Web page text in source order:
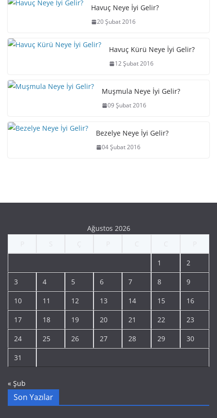
Havuç Neye İyi Gelir?
20 Şubat 2016
Havuç Kürü Neye İyi Gelir?
12 Şubat 2016
Muşmula Neye İyi Gelir?
09 Şubat 2016
Bezelye Neye İyi Gelir?
04 Şubat 2016
Ağustos 2026
1 2
3 4 5 6 7 8 9
10 11 12 13 14 15 16
17 18 19 20 21 22 23
24 25 26 27 28 29 30
31
« Şub
Son Yazılar